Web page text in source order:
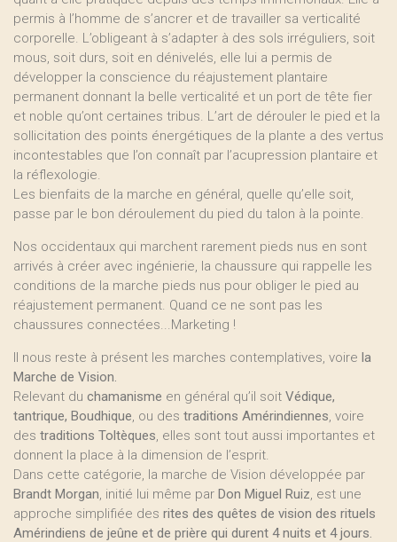
permis à l’homme de s’ancrer et de travailler sa verticalité
corporelle. L’obligeant à s’adapter à des sols irréguliers, soit
mous, soit durs, soit en dénivelés, elle lui a permis de
développer la conscience du réajustement plantaire
permanent donnant la belle verticalité et un port de tête fier
et noble qu’ont certaines tribus. L’art de dérouler le pied et la
sollicitation des points énergétiques de la plante a des vertus
incontestables que l’on connaît par l’acupression plantaire et
la réflexologie.
Les bienfaits de la marche en général, quelle qu’elle soit,
passe par le bon déroulement du pied du talon à la pointe.
Nos occidentaux qui marchent rarement pieds nus en sont
arrivés à créer avec ingénierie, la chaussure qui rappelle les
conditions de la marche pieds nus pour obliger le pied au
réajustement permanent. Quand ce ne sont pas les
chaussures connectées...Marketing !
Il nous reste à présent les marches contemplatives, voire la
Marche de Vision.
Relevant du chamanisme en général qu’il soit Védique,
tantrique, Boudhique, ou des traditions Amérindiennes, voire
des traditions Toltèques, elles sont tout aussi importantes et
donnent la place à la dimension de l’esprit.
Dans cette catégorie, la marche de Vision développée par
Brandt Morgan, initié lui même par Don Miguel Ruiz, est une
approche simplifiée des rites des quêtes de vision des rituels
Amérindiens de jeûne et de prière qui durent 4 nuits et 4 jours.